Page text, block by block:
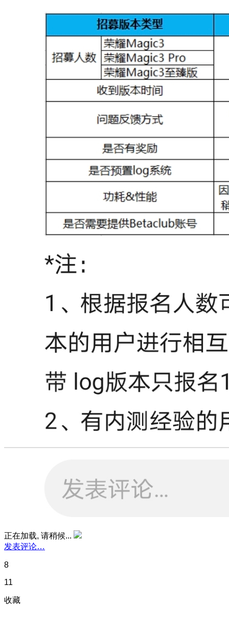
正在加载, 请稍候...
发表评论…
8
11
收藏